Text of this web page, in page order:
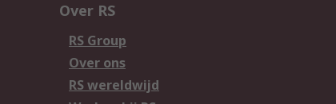
Over RS
RS Group
Over ons
RS wereldwijd